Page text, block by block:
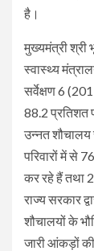
है।
मुख्यमंत्री श्री
स्वास्थ्य
सर्वेक्षण 6
88.2 प्रतिशत
उन्नत शौचालय
परिवारों में से
कर रहे हैं तथा
राज्य सरकार
शौचालयों के
जारी आंकड़ों की